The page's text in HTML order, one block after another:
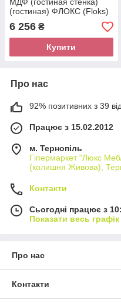
МДФ (гостиная стенка)
(гостиная) ФЛОКС (Floks)
Дуб сонома шоколад/
білий титан ВМВ Холдінг
6 256 ₴
Купити
Про нас
92% позитивних з 39
Працює з 15.02.2012
м. Тернопіль
Гіпермаркет "Люкс
(колишня Живова),
Контакти
Сьогодні працює з
Показати весь
Про нас
Контакти